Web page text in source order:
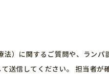
）に関するご質問や、ランパ
送信してください。 担当者が